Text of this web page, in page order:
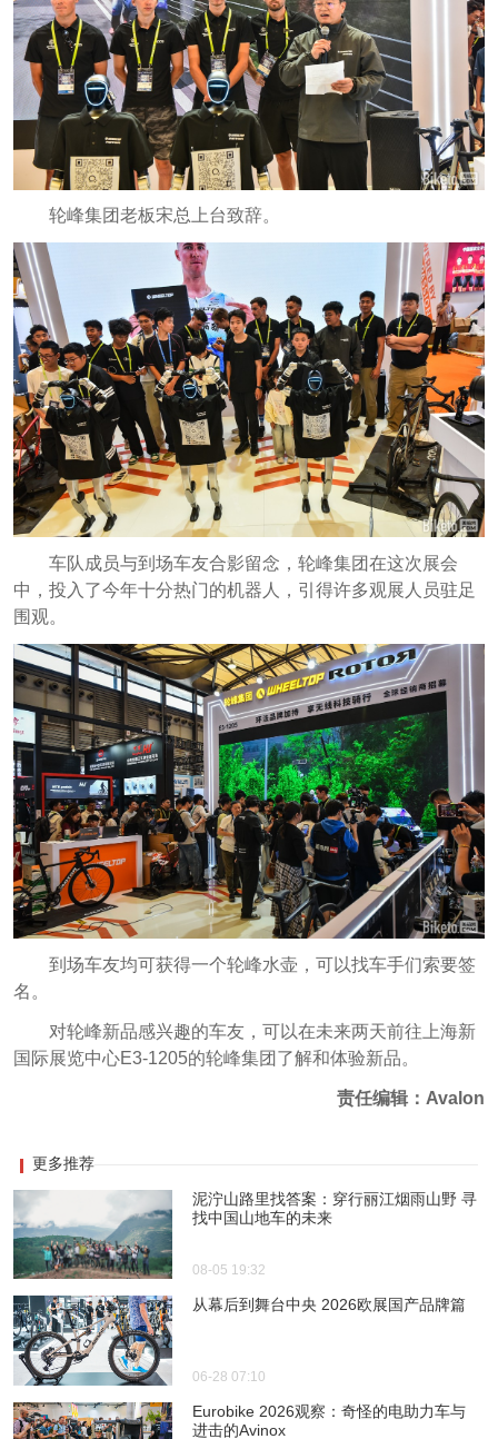
轮峰集团老板宋总上台致辞。
车队成员与到场车友合影留念，轮峰集团在这次展会
中，投入了今年十分热门的机器人，引得许多观展人员驻足
围观。
到场车友均可获得一个轮峰水壶，可以找车手们索要签
名。
对轮峰新品感兴趣的车友，可以在未来两天前往上海新
国际展览中心E3-1205的轮峰集团了解和体验新品。
责任编辑：Avalon
更多推荐
泥泞山路里找答案：穿行丽江烟雨山野 寻
找中国山地车的未来
08-05 19:32
从幕后到舞台中央 2026欧展国产品牌篇
06-28 07:10
Eurobike 2026观察：奇怪的电助力车与
进击的Avinox